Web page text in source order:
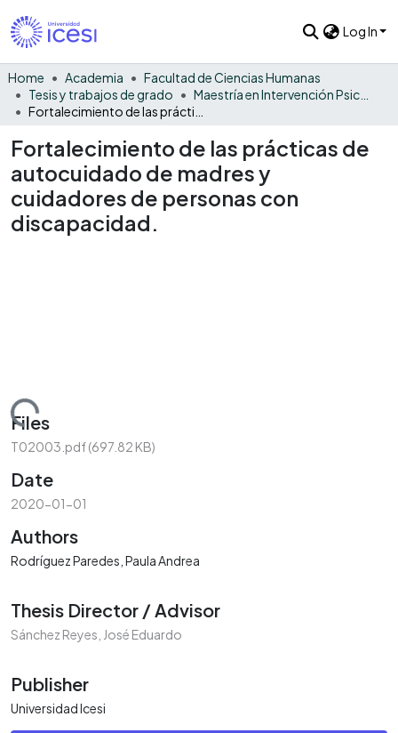
Log In
Home Academia
Facultad de Ciencias Humanas
Tesis y trabajos de grado
Fortalecimiento de las prácticas de
autocuidado de madres y
cuidadores de personas con
discapacidad.
Files
T02003.pdf(697.82 KB)
Date
2020-01-01
Authors
Rodríguez Paredes, Paula Andrea
Thesis Director / Advisor
Sánchez Reyes, José Eduardo
Publisher
Universidad Icesi